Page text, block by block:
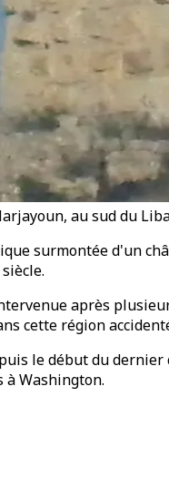
au sud du
surmontée d'un
après
cette région
le début du
Washington.